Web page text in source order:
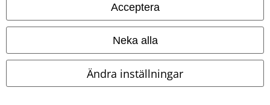
Acceptera
Neka alla
Ändra inställningar